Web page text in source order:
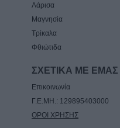
Λάρισα
Μαγνησία
Τρίκαλα
Φθιώτιδα
ΣΧΕΤΙΚΑ ΜΕ ΕΜΑΣ
Επικοινωνία
Γ.Ε.ΜΗ.: 129895403000
ΟΡΟΙ ΧΡΗΣΗΣ